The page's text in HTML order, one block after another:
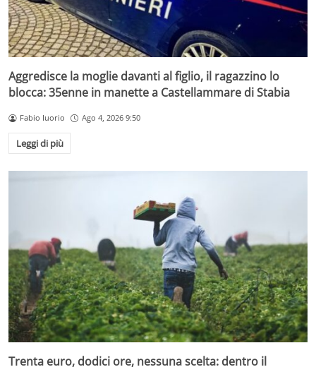
Aggredisce la moglie davanti al figlio, il ragazzino lo
blocca: 35enne in manette a Castellammare di Stabia
Fabio Iuorio Ago 4, 2026 9:50
Leggi di più
Trenta euro, dodici ore, nessuna scelta: dentro il